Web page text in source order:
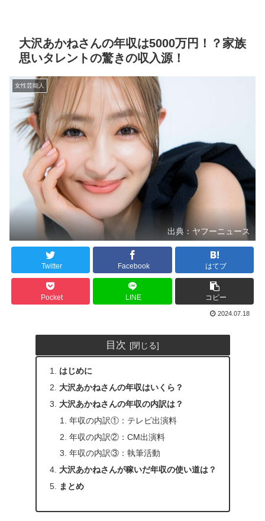
大沢あかねさんの年収は5000万円！？家族
思いタレントの驚きの収入源！
女性芸能人
出典：ヤフーニュース
Twitter Facebook はてブ
Pocket LINE コピー
2024.07.18
目次
はじめに
大沢あかねさんの年収はいくら？
大沢あかねさんの年収の内訳は？
年収の内訳①：テレビ出演料
年収の内訳②：CM出演料
年収の内訳③：執筆活動
大沢あかねさんが稼いだ年収の使い道は？
まとめ